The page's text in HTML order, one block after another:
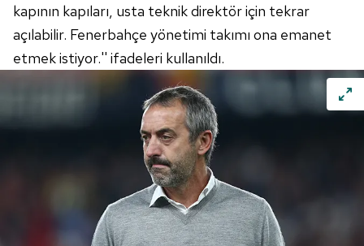
kapının kapıları, usta teknik direktör için tekrar
açılabilir. Fenerbahçe yönetimi takımı ona emanet
etmek istiyor.'' ifadeleri kullanıldı.